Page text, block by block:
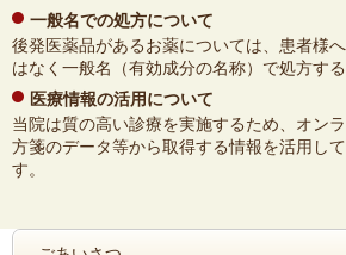
一般名での処方について
後発医薬品があるお薬については、患者様
はなく一般名（有効成分の名称）で処方す
医療情報の活用について
当院は質の高い診療を実施するため、オン
方箋のデータ等から取得する情報を活用し
す。